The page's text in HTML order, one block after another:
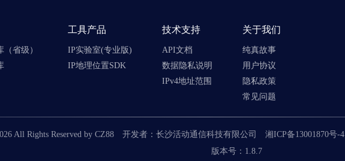
省级）
工具产品
IP实验室(专业版)
IP地理位置SDK
技术支持
API文档
数据隐私说明
IPv4地址范围
关于我们
纯真故事
用户协议
隐私政策
常见问题
All Rights Reserved by CZ88 开发者：长沙活动通信科技有限公司 湘ICP备13001870号-4
版本号：1.8.7